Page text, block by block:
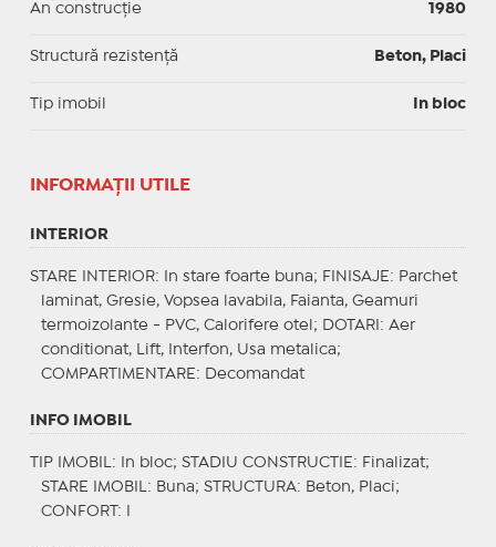
An construcție 1980
Structură rezistență Beton, Placi
Tip imobil In bloc
INFORMAŢII UTILE
INTERIOR
STARE INTERIOR: In stare foarte buna; FINISAJE : Parchet
laminat, Gresie, Vopsea lavabila, Faianta, Geamuri
termoizolante - PVC, Calorifere otel;
DOTARI : Aer
conditionat, Lift, Interfon, Usa metalica;
COMPARTIMENTARE : Decomandat
INFO IMOBIL
TIP IMOBIL : In bloc; STADIU CONSTRUCTIE : Finalizat;
STARE IMOBIL : Buna; STRUCTURA: Beton, Placi;
CONFORT : I